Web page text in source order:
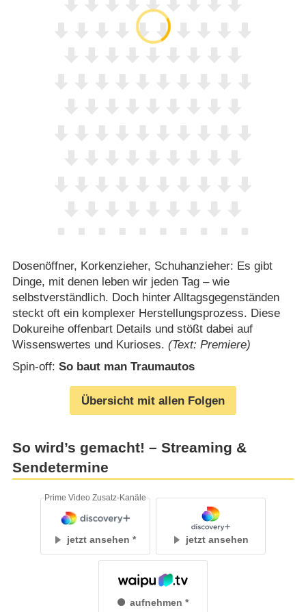
Dosenöffner, Korkenzieher, Schuhanzieher: Es gibt
Dinge, mit denen leben wir jeden Tag – wie
selbstverständlich. Doch hinter Alltagsgegenständen
steckt oft ein komplexer Herstellungsprozess. Diese
Dokureihe offenbart Details und stößt dabei auf
Wissenswertes und Kurioses. (Text: Premiere)
Spin-off: So baut man Traumautos
Übersicht mit allen Folgen
So wird’s gemacht! – Streaming &
Sendetermine
jetzt ansehen
Prime Video Zusatz-Kanäle
jetzt ansehen
aufnehmen